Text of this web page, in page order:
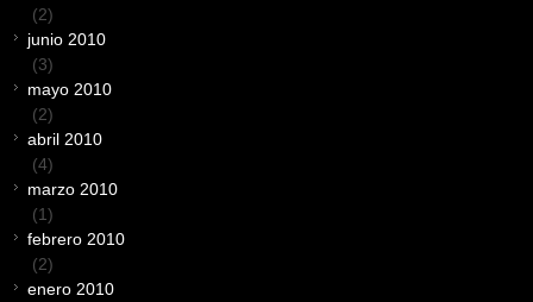
(2)
junio 2010
(3)
mayo 2010
(2)
abril 2010
(4)
marzo 2010
(1)
febrero 2010
(2)
enero 2010